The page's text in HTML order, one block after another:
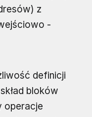
z
-
definicji
bloków
operacje